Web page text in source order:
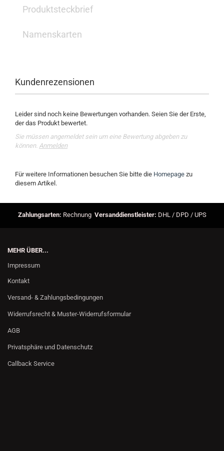
Produktsteckbrief
Namenskarten
Kundenrezensionen
Leider sind noch keine Bewertungen vorhanden. Seien Sie der Erste,
der das Produkt bewertet.
Sie müssen angemeldet sein um eine Bewertung abgeben zu
können. Anmelden
Für weitere Informationen besuchen Sie bitte die Homepage zu
diesem Artikel.
Zahlungsarten: Rechnung Versanddienstleister: DHL / DPD / UPS
MEHR ÜBER...
Impressum
Kontakt
Versand- & Zahlungsbedingungen
Widerrufsrecht & Muster-Widerrufsformular
AGB
Privatsphäre und Datenschutz
Callback Service